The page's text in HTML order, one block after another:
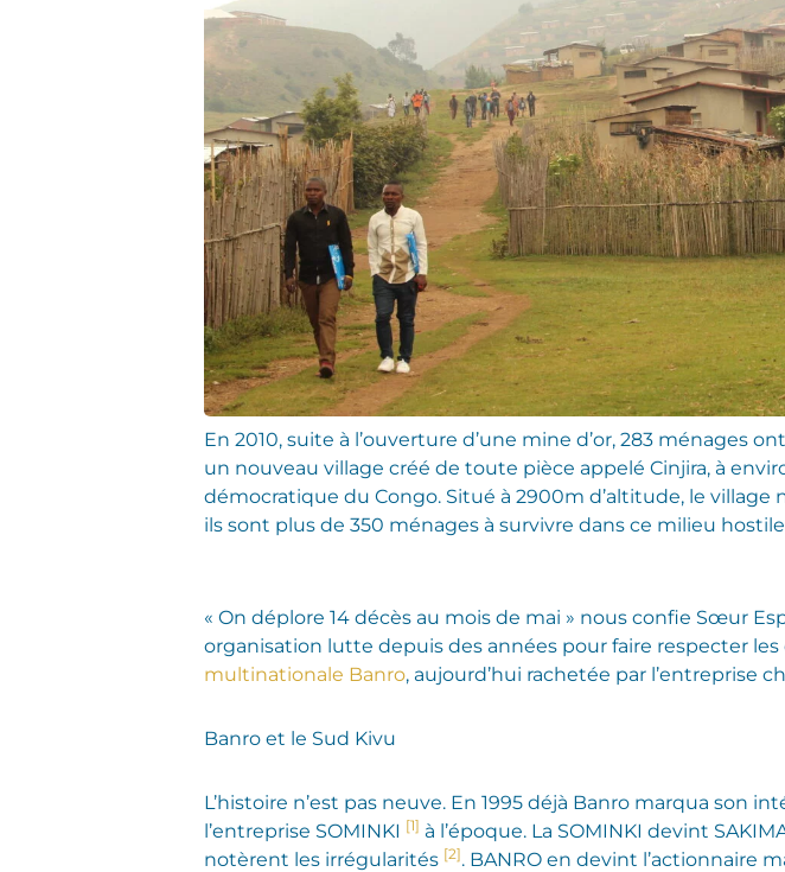
En 2010, suite à l’ouverture d’une mine d’or, 283 ménages
un nouveau village créé de toute pièce appelé Cinjira, à
démocratique du Congo. Situé à 2900m d’altitude, le village
ils sont plus de 350 ménages à survivre dans ce milieu
« On déplore 14 décès au mois de mai » nous confie Sœur
organisation lutte depuis des années pour faire respecter
multinationale Banro, aujourd’hui rachetée par l’entreprise
Banro et le Sud Kivu
L’histoire n’est pas neuve. En 1995 déjà Banro marqua son
l’entreprise SOMINKI [1] à l’époque. La SOMINKI devint
notèrent les irrégularités [2]. BANRO en devint l’actionnaire